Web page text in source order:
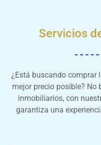
Servicios
¿Está buscando comprar
mejor precio posible? No
inmobiliarios, con
garantiza una